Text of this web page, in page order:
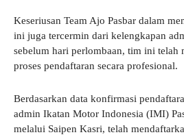
​Keseriusan Team Ajo Pasbar dalam
ini juga tercermin dari kelengkapan
sebelum hari perlombaan, tim ini telah
proses pendaftaran secara profesional.
​Berdasarkan data konfirmasi
admin Ikatan Motor Indonesia (IMI)
melalui Saipen Kasri, telah